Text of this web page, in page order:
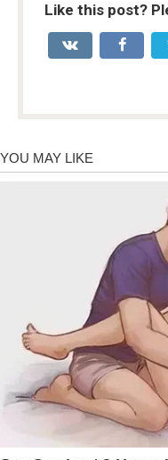
Like this post?